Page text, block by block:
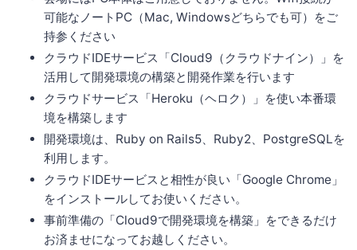
可能なノートPC（Mac, Windowsどちらでも可）をご
持参ください
クラウドIDEサービス「Cloud9（クラウドナイン）」を
活用して開発環境の構築と開発作業を行います
クラウドサービス「Heroku（ヘロク）」を使い本番環
境を構築します
開発環境は、Ruby on Rails5、Ruby2、PostgreSQLを
利用します。
クラウドIDEサービスと相性が良い「Google Chrome」
をインストールしてお使いください。
事前準備の「Cloud9で開発環境を構築」をできるだけ
お済ませになってお越しください。